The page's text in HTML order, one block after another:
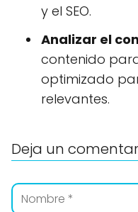
y el SEO.
Analizar el
contenido
optimizado
relevantes.
Deja un